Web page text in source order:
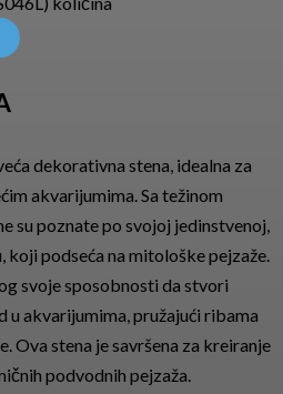
dekorativna stena, idealna za
akvarijumima. Sa težinom
su poznate po svojoj jedinstvenoj,
podseća na mitološke pejzaže.
svoje sposobnosti da stvori
u akvarijumima, pružajući ribama
Ova stena je savršena za kreiranje
podvodnih pejzaža.